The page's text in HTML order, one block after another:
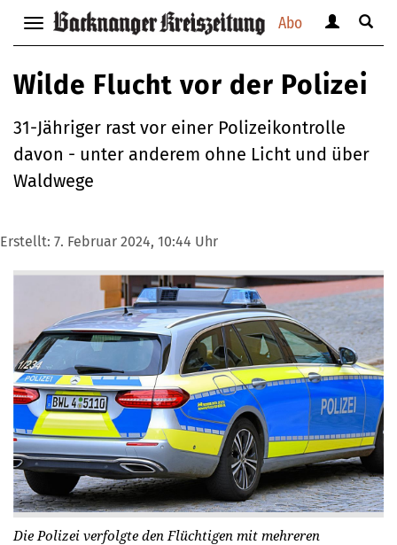
Abo
Navigation
anzeigen
bzw.
verbergen
anzeigen
verbergen
Suche
Wilde Flucht vor der Polizei
31-Jähriger rast vor einer Polizeikontrolle
davon - unter anderem ohne Licht und über
Waldwege
Erstellt: 7. Februar 2024, 10:44 Uhr
Die Polizei verfolgte den Flüchtigen mit mehreren